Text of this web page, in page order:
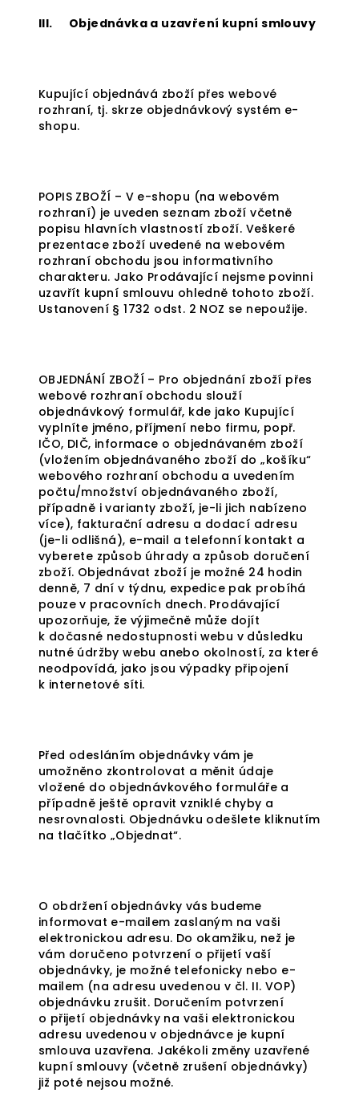
III. Objednávka a uzavření kupní smlouvy
Kupující objednává zboží přes webové
rozhraní, tj. skrze objednávkový systém e-
shopu.
POPIS ZBOŽÍ – V e-shopu (na webovém
rozhraní) je uveden seznam zboží včetně
popisu hlavních vlastností zboží. Veškeré
prezentace zboží uvedené na webovém
rozhraní obchodu jsou informativního
charakteru. Jako Prodávající nejsme povinni
uzavřít kupní smlouvu ohledně tohoto zboží.
Ustanovení § 1732 odst. 2 NOZ se nepoužije.
OBJEDNÁNÍ ZBOŽÍ – Pro objednání zboží přes
webové rozhraní obchodu slouží
objednávkový formulář, kde jako Kupující
vyplníte jméno, příjmení nebo firmu, popř.
IČO, DIČ, informace o objednávaném zboží
(vložením objednávaného zboží do „košíku“
webového rozhraní obchodu a uvedením
počtu/množství objednávaného zboží,
případně i varianty zboží, je-li jich nabízeno
více), fakturační adresu a dodací adresu
(je-li odlišná), e-mail a telefonní kontakt a
vyberete způsob úhrady a způsob doručení
zboží. Objednávat zboží je možné 24 hodin
denně, 7 dní v týdnu, expedice pak probíhá
pouze v pracovních dnech. Prodávající
upozorňuje, že výjimečně může dojít
k dočasné nedostupnosti webu v důsledku
nutné údržby webu anebo okolností, za které
neodpovídá, jako jsou výpadky připojení
k internetové síti.
Před odesláním objednávky vám je
umožněno zkontrolovat a měnit údaje
vložené do objednávkového formuláře a
případně ještě opravit vzniklé chyby a
nesrovnalosti. Objednávku odešlete kliknutím
na tlačítko „Objednat“.
O obdržení objednávky vás budeme
informovat e-mailem zaslaným na vaši
elektronickou adresu. Do okamžiku, než je
vám doručeno potvrzení o přijetí vaší
objednávky, je možné telefonicky nebo e-
mailem (na adresu uvedenou v čl. II. VOP)
objednávku zrušit. Doručením potvrzení
o přijetí objednávky na vaši elektronickou
adresu uvedenou v objednávce je kupní
smlouva uzavřena. Jakékoli změny uzavřené
kupní smlouvy (včetně zrušení objednávky)
již poté nejsou možné.